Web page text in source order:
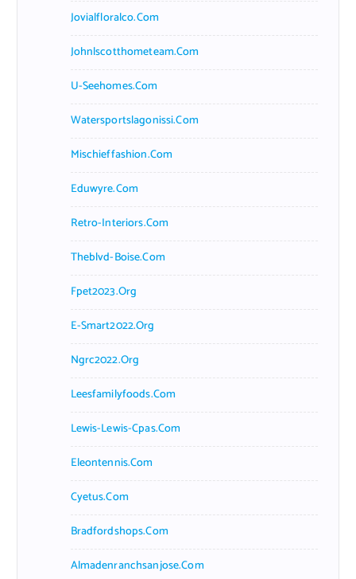
Jovialfloralco.com
Johnlscotthometeam.com
U-Seehomes.com
Watersportslagonissi.com
Mischieffashion.com
Eduwyre.com
Retro-Interiors.com
Theblvd-Boise.com
Fpet2023.org
E-Smart2022.org
Ngrc2022.org
Leesfamilyfoods.com
Lewis-Lewis-Cpas.com
Eleontennis.com
Cyetus.com
Bradfordshops.com
Almadenranchsanjose.com